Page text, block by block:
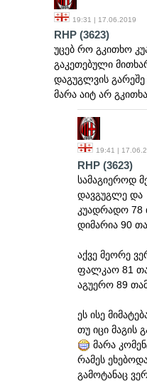
19:31 | 17.06.2019
RHP (3623)
უცებ რო გკითხო
გაკეთებული
დაგუგლვის გარეშე
მარა აიტ არ
19:41 |
RHP (3623)
სამაგიეროდ
დავგუგლე და
კუადრადო 78
დიმარია 90
აქვე მეორე
ფალკაო 81
აგუერო 89
ეს ისე
თუ იცი მაგის
მარა
რამეს
გამოტანაც